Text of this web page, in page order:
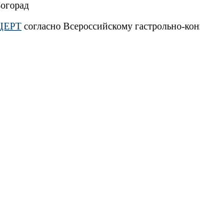
согласно Всероссийскому гастрольно-